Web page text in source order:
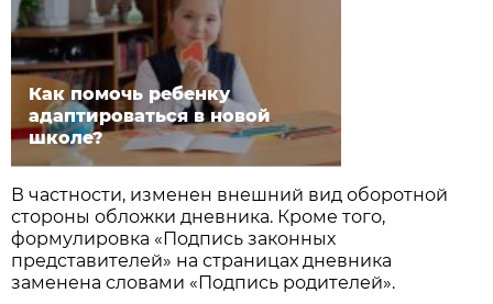
Как помочь ребенку
адаптироваться в новой
школе?
В частности, изменен внешний вид оборотной
стороны обложки дневника. Кроме того,
формулировка «Подпись законных
представителей» на страницах дневника
заменена словами «Подпись родителей».